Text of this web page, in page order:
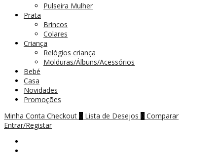
Pulseira Mulher
Prata
Brincos
Colares
Criança
Relógios criança
Molduras/Álbuns/Acessórios
Bebé
Casa
Novidades
Promoções
Minha Conta Checkout 0 Lista de Desejos 0 Comparar
Entrar/Registar